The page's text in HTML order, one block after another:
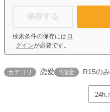
保存する
検索条件の保存には ロ
グインが必要です。
カテゴリ 恋愛 R指定 R15のみ